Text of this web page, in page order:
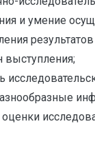
и умение
выступления;